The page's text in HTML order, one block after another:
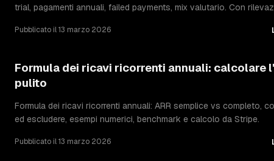
trial, pagamenti annuali, failed payments, mix valutario. Con
Pubblicato il 13 marzo 2026
Formula dei ricavi ricorrenti annuali: calcolare
pulito
Formula dei ricavi ricorrenti annuali: ARR semplice vs completo,
ed escludere, esempi numerici, benchmark e calcolo da Stripe.
Pubblicato il 13 marzo 2026